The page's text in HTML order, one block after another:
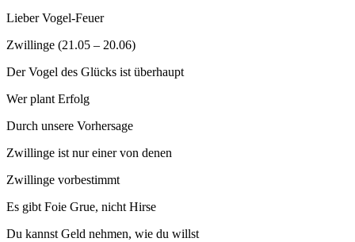
Lieber Vogel-Feuer
Zwillinge (21.05 – 20.06)
Der Vogel des Glücks ist überhaupt
Wer plant Erfolg
Durch unsere Vorhersage
Zwillinge ist nur einer von denen
Zwillinge vorbestimmt
Es gibt Foie Grue, nicht Hirse
Du kannst Geld nehmen, wie du willst